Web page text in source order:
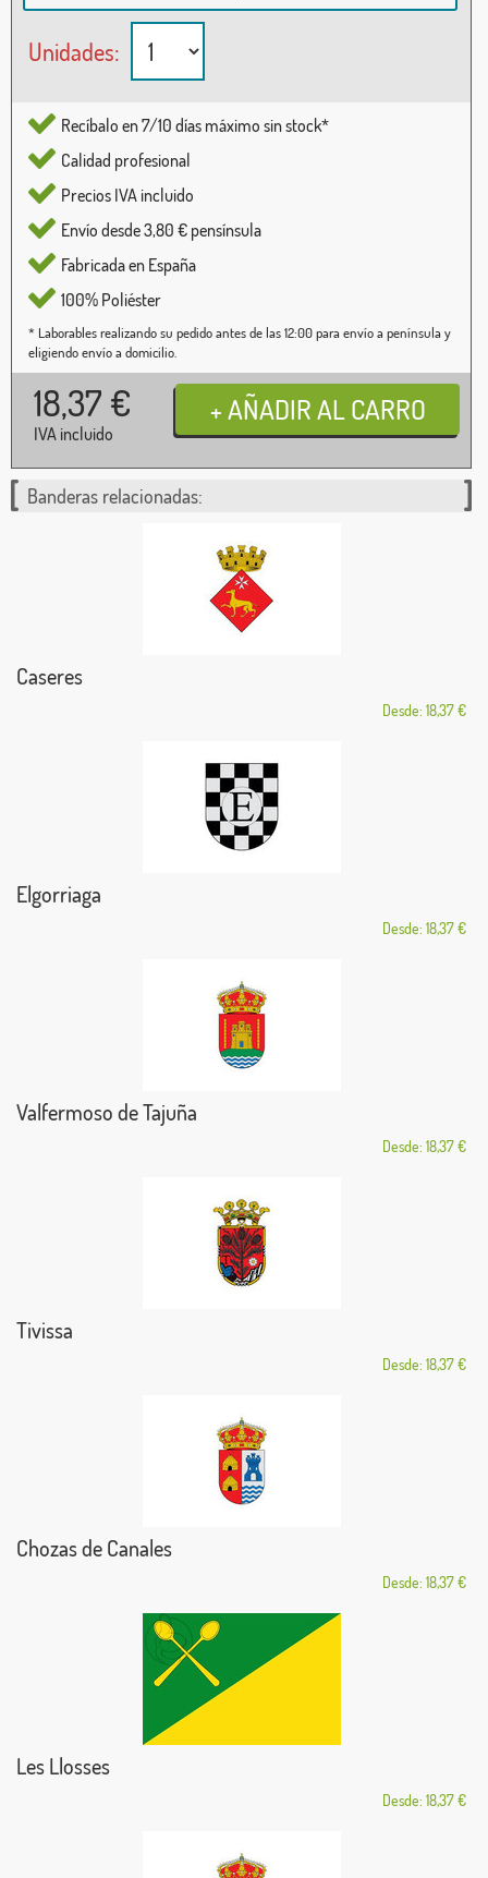
Unidades:
Recíbalo en 7/10 días máximo sin stock*
Calidad profesional
Precios IVA incluido
Envío desde 3,80 € pensínsula
Fabricada en España
100% Poliéster
* Laborables realizando su pedido antes de las 12:00 para envío a península y
eligiendo envío a domicilio.
18,37 €
IVA incluido
Banderas relacionadas:
Caseres
Desde: 18,37 €
Elgorriaga
Desde: 18,37 €
Valfermoso de Tajuña
Desde: 18,37 €
Tivissa
Desde: 18,37 €
Chozas de Canales
Desde: 18,37 €
Les Llosses
Desde: 18,37 €